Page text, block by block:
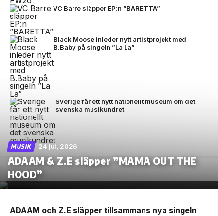
VC Barre släpper EP:n ”BARETTA”
Black Moose inleder nytt artistprojekt med
B.Baby på singeln ”La La”
Sverige får ett nytt nationellt museum om det
svenska musikundret
MUSIK 24 jul, 2026
ADAAM & Z.E släpper ”MAMA OUT THE
HOOD”
ADAAM och Z.E släpper tillsammans nya singeln